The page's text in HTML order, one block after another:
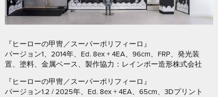
『ヒーローの甲冑／スーパーポリフィーロ』
バージョン1、2014年、Ed. 8ex + 4EA、96cm、FRP、発光装
置、塗料、金属ベース、製作協力：レインボー造形株式会社
『ヒーローの甲冑／スーパーポリフィーロ』
バージョン1.2 / 2025年、Ed. 8ex + 4EA、65cm、3Dプリント